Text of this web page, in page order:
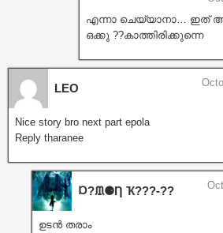
എന്നാ ചെയ്യാനാ… ഇത്
ഒക്കു ??കാത്തിരിക്കുന്നെ
LEO
Nice story bro next part epola
Reply tharanee
Ɒ?ᙢ⚈Ƞ Ҡ???‐??
ഉടൻ തരാം